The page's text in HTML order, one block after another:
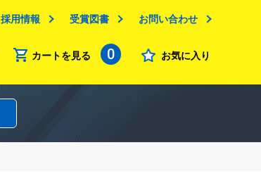
採用情報 受賞図書 お問い合わせ
カートを見る 0 お気に入り